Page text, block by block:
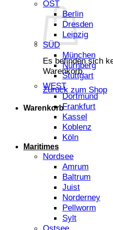
Es befinden sich
Warenkorb.
Zurück zum Shop
Warenkorb
OST
Berlin
Dresden
Leipzig
SÜD
München
Nürnberg
Stuttgart
WEST
Dortmund
Frankfurt
Kassel
Koblenz
Köln
Maritimes
Nordsee
Amrum
Baltrum
Juist
Norderney
Pellworm
Sylt
Ostsee